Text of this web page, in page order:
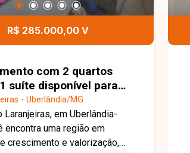
para toda a família. Uma
apartamento bem localizado,
Entre em contato e
visita!
R$ 285.000,00 V
com 2 quartos
para
bairro Laranjeiras em
MG
- Uberlândia/MG
Laranjeiras, em Uberlândia-
encontra uma região em
crescimento e valorização,